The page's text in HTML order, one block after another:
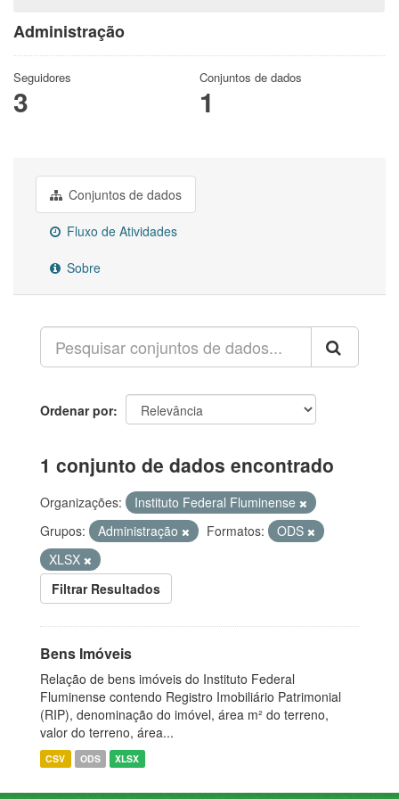
Administração
Seguidores
3
Conjuntos de dados
1
Conjuntos de dados
Fluxo de Atividades
Sobre
Ordenar por
1 conjunto de dados encontrado
Organizações:
Instituto Federal Fluminense
Grupos:
Administração Formatos:
ODS
XLSX
Filtrar Resultados
Bens Imóveis
Relação de bens imóveis do Instituto Federal
Fluminense contendo Registro Imobiliário Patrimonial
(RIP), denominação do imóvel, área m² do terreno,
valor do terreno, área...
CSV ODS XLSX